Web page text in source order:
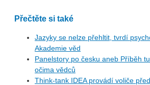
Přečtěte si také
Jazyky se nelze přehltit, tvrdí
Akademie věd
Panelstory po česku aneb Příběh
očima vědců
Think-tank IDEA provádí voliče